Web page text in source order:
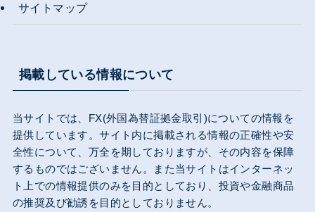
サイトマップ
掲載している情報について
当サイトでは、FX(外国為替証拠金取引)についての情報を
提供しています。サイト内に掲載される情報の正確性や安
全性について、万全を期しておりますが、その内容を保障
するものではございません。また当サイトはインターネッ
ト上での情報提供のみを目的としており、投資や金融商品
の推奨及び勧誘を目的としておりません。